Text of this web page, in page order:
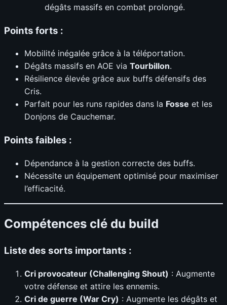
dégâts massifs en combat prolongé.
Points forts :
Mobilité inégalée grâce à la téléportation.
Dégâts massifs en AOE via Tourbillon.
Résilience élevée grâce aux buffs défensifs des
Cris.
Parfait pour les runs rapides dans la Fosse et les
Donjons de Cauchemar.
Points faibles :
Dépendance à la gestion correcte des buffs.
Nécessite un équipement optimisé pour maximiser
l’efficacité.
Compétences clé du build
Liste des sorts importants :
Cri provocateur (Challenging Shout) : Augmente
votre défense et attire les ennemis.
Cri de guerre (War Cry) : Augmente les dégâts et